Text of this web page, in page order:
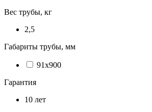
Вес трубы, кг
2,5
Габариты трубы, мм
91x900
Гарантия
10 лет